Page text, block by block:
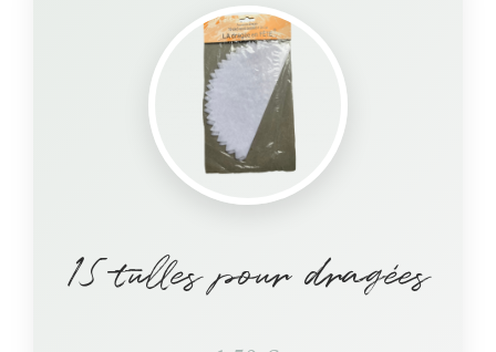
15 tulles pour dragées